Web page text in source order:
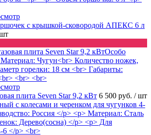
с крышкой-сковородой АПЕКС 6 л
плита Seven Star 9,2 кВт 6 500 руб. / шт